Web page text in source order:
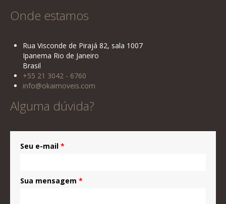
Onde estamos
Rua Visconde de Pirajá 82, sala 1007
Ipanema Rio de Janeiro
Brasil
+55 21 3042 - 6760
info@okaimoveis.com
Alguma dúvida?
Seu e-mail *
Sua mensagem *